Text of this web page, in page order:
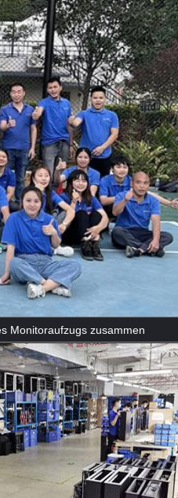
Monitoraufzugs zusammen